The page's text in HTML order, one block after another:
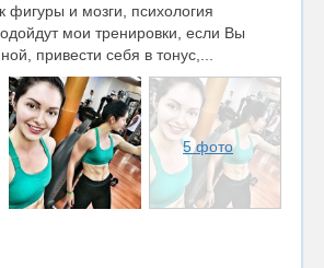
фигуры и мозги, психология
мои тренировки, если Вы
привести себя в тонус,...
5 фото